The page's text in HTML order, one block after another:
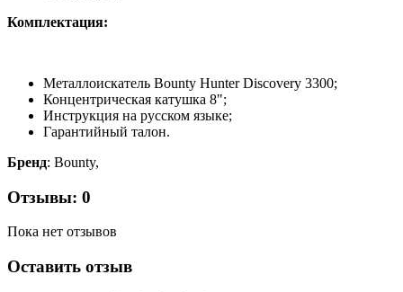
Комплектация:
Металлоискатель Bounty Hunter Discovery 3300;
Концентрическая катушка 8";
Инструкция на русском языке;
Гарантийный талон.
Бренд: Bounty,
Отзывы: 0
Пока нет отзывов
Оставить отзыв